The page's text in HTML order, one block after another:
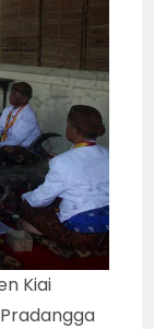
Kiai